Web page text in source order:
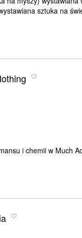
sztuka na
i chemii w Much